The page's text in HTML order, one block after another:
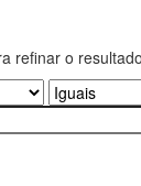
refinar o